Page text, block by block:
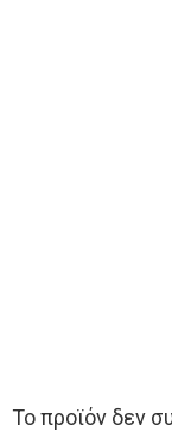
Το προϊόν δεν